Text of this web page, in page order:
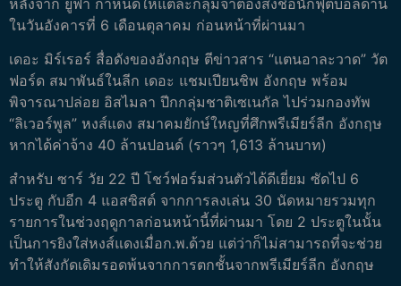
ในวันอังคารที่ 6 เดือนตุลาคม ก่อนหน้าที่ผ่านมา
เดอะ มิร์เรอร์ สื่อดังของอังกฤษ ตีข่าวสาร “แตนอาละวาด” วัต
ฟอร์ด สมาพันธ์ในลีก เดอะ แชมเปียนชิพ อังกฤษ พร้อม
พิจารณาปล่อย อิสไมลา ปีกกลุ่มชาติเซเนกัล ไปร่วมกองทัพ
“ลิเวอร์พูล” หงส์แดง สมาคมยักษ์ใหญที่ศึกพรีเมียร์ลีก อังกฤษ
หากได้ค่าจ้าง 40 ล้านปอนด์ (ราวๆ 1,613 ล้านบาท)
สำหรับ ซาร์ วัย 22 ปี โชว์ฟอร์มส่วนตัวได้ดีเยี่ยม ซัดไป 6
ประตู กับอีก 4 แอสซิสต์ จากการลงเล่น 30 นัดหมายรวมทุก
รายการในช่วงฤดูกาลก่อนหน้านี้ที่ผ่านมา โดย 2 ประตูในนั้น
เป็นการยิงใส่หงส์แดงเมื่อก.พ.ด้วย แต่ว่าก็ไม่สามารถที่จะช่วย
ทำให้สังกัดเดิมรอดพ้นจากการตกชั้นจากพรีเมียร์ลีก อังกฤษ